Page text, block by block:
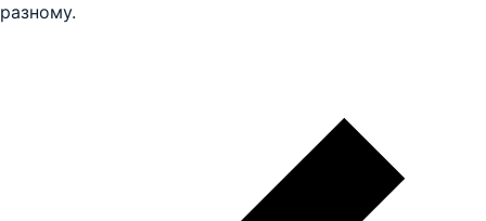
разному.